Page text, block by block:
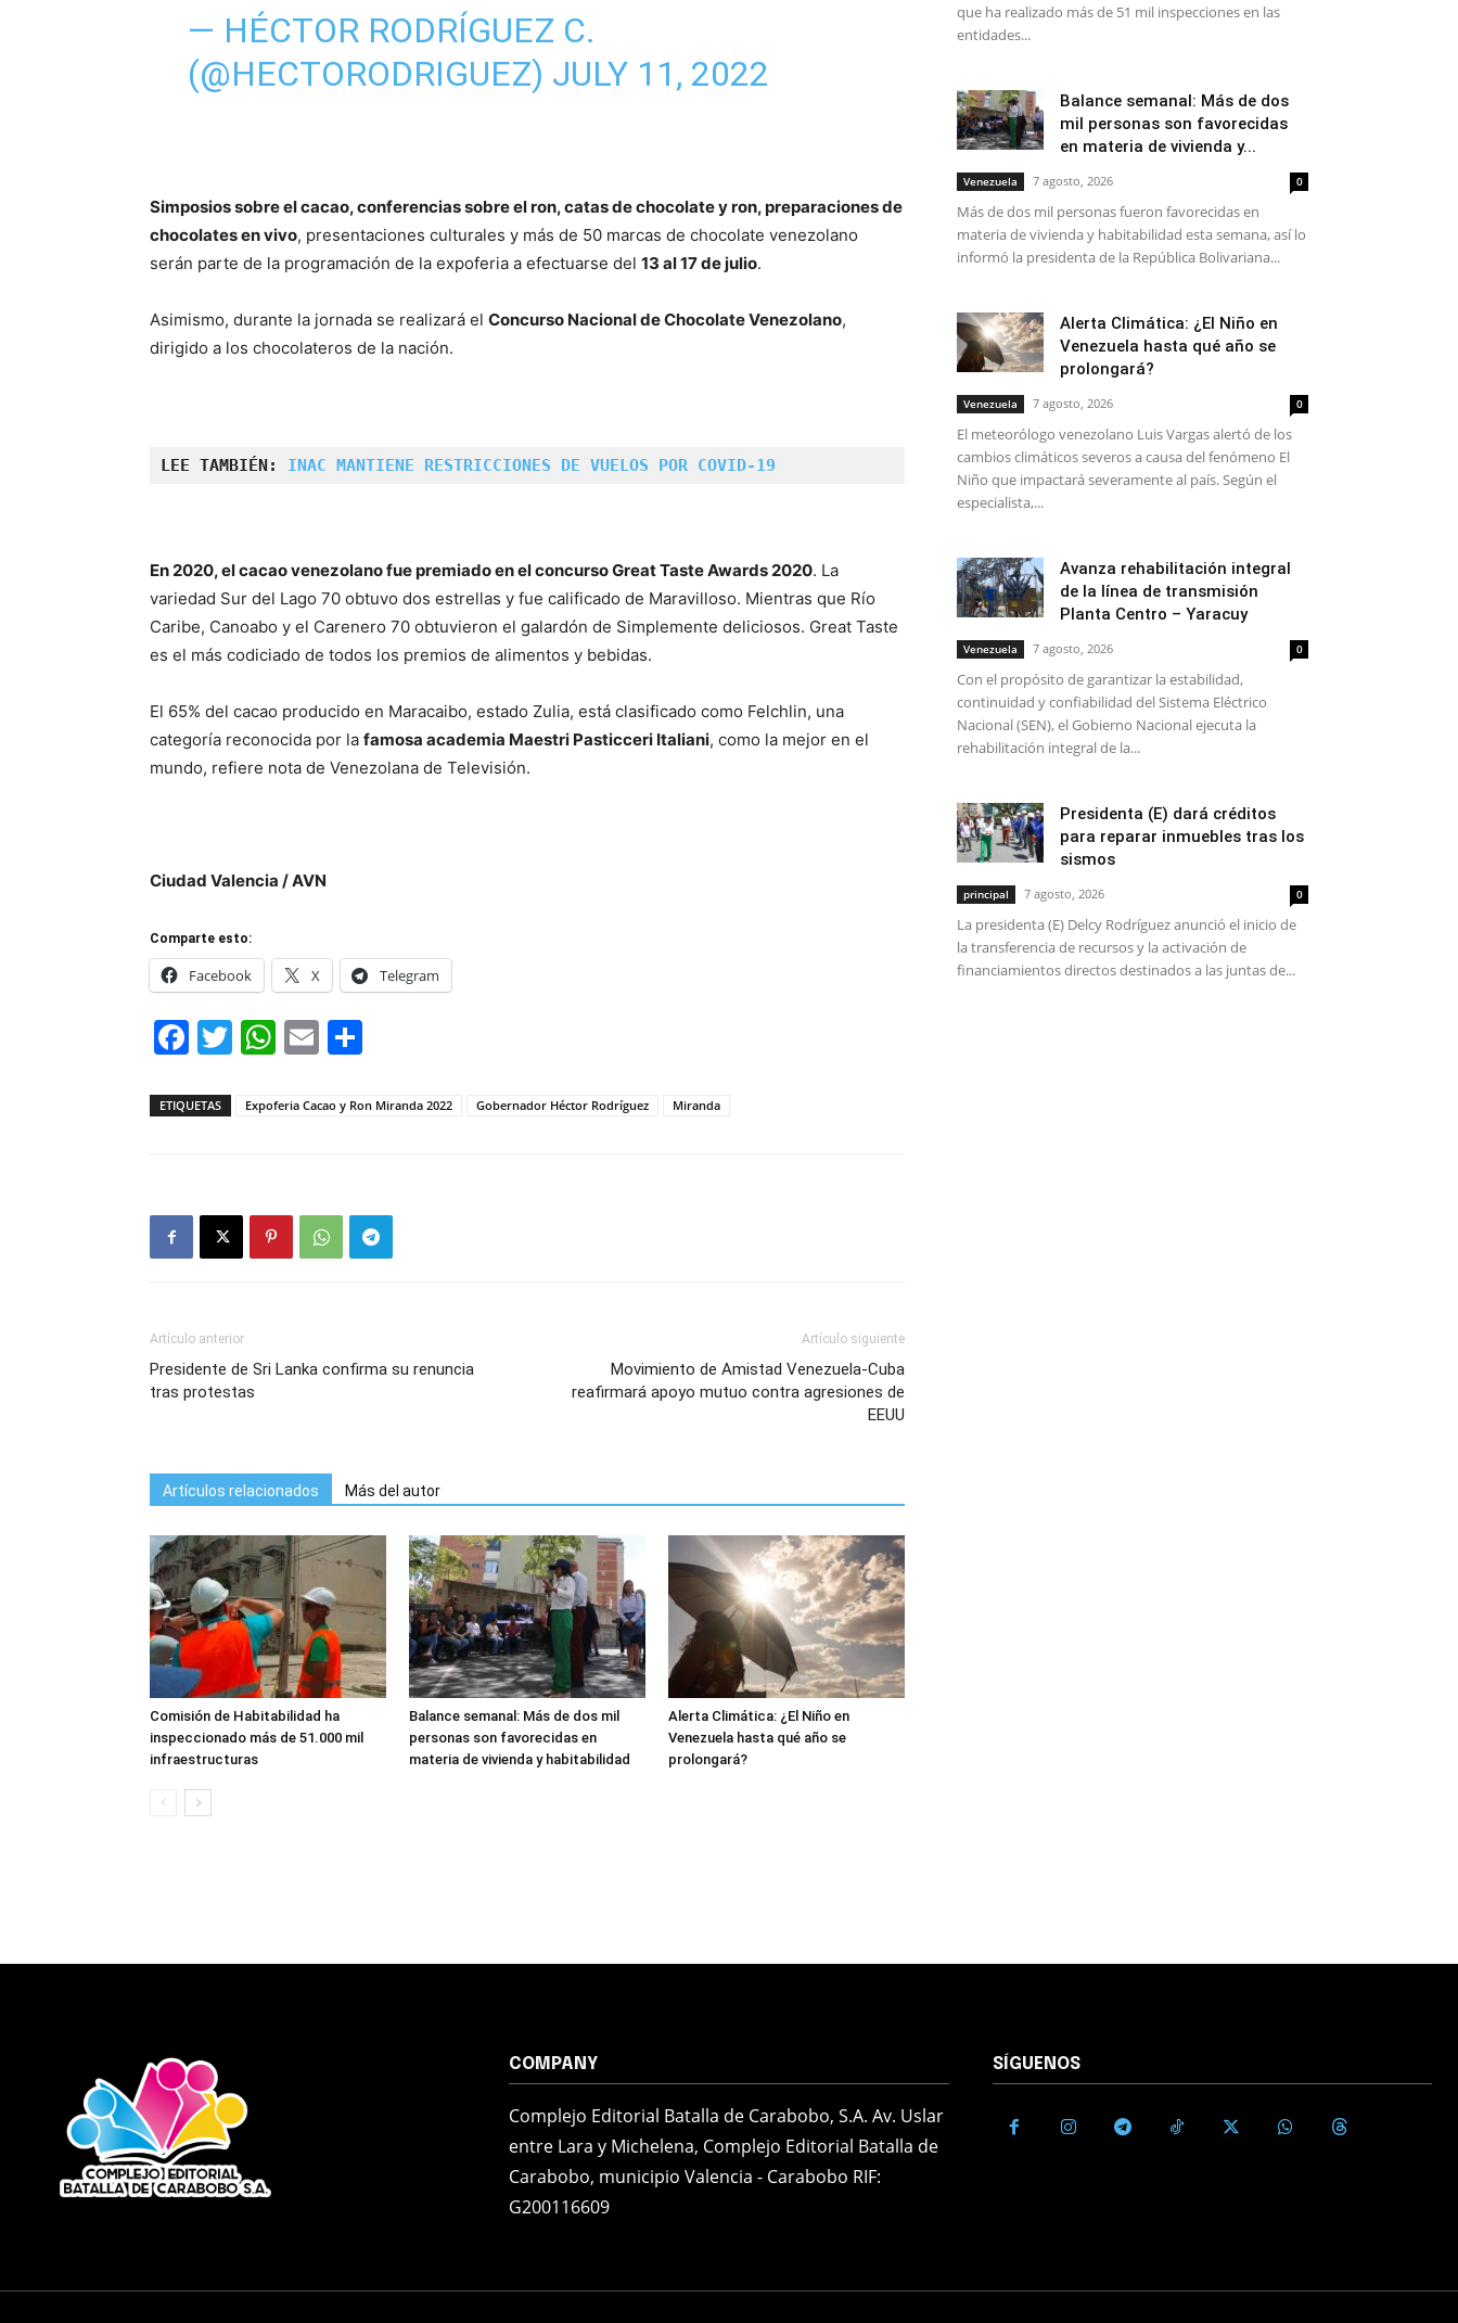
— HÉCTOR RODRÍGUEZ C.
(@HECTORODRIGUEZ) JULY 11, 2022
Simposios sobre el cacao, conferencias sobre el ron, catas de chocolate y ron, preparaciones de
chocolates en vivo, presentaciones culturales y más de 50 marcas de chocolate venezolano
serán parte de la programación de la expoferia a efectuarse del 13 al 17 de julio.
Asimismo, durante la jornada se realizará el Concurso Nacional de Chocolate Venezolano,
dirigido a los chocolateros de la nación.
LEE TAMBIÉN: INAC MANTIENE RESTRICCIONES DE VUELOS POR COVID-19
En 2020, el cacao venezolano fue premiado en el concurso Great Taste Awards 2020. La
variedad Sur del Lago 70 obtuvo dos estrellas y fue calificado de Maravilloso. Mientras que Río
Caribe, Canoabo y el Carenero 70 obtuvieron el galardón de Simplemente deliciosos. Great Taste
es el más codiciado de todos los premios de alimentos y bebidas.
El 65% del cacao producido en Maracaibo, estado Zulia, está clasificado como Felchlin, una
categoría reconocida por la famosa academia Maestri Pasticceri Italiani, como la mejor en el
mundo, refiere nota de Venezolana de Televisión.
Ciudad Valencia / AVN
Comparte esto:
Facebook X Telegram
Facebook
Twitter
WhatsApp
Email
ETIQUETAS Expoferia Cacao y Ron Miranda 2022 Gobernador Héctor Rodríguez Miranda
Artículo anterior
Presidente de Sri Lanka confirma su renuncia
tras protestas
Artículo siguiente
Movimiento de Amistad Venezuela-Cuba
reafirmará apoyo mutuo contra agresiones de
EEUU
Artículos relacionados Más del autor
Comisión de Habitabilidad ha
inspeccionado más de 51.000 mil
infraestructuras
Balance semanal: Más de dos mil
personas son favorecidas en
materia de vivienda y habitabilidad
Alerta Climática: ¿El Niño en
Venezuela hasta qué año se
prolongará?
que ha realizado más de 51 mil inspecciones en las
entidades...
Balance semanal: Más de dos
mil personas son favorecidas
en materia de vivienda y...
Venezuela 7 agosto, 2026 0
Más de dos mil personas fueron favorecidas en
materia de vivienda y habitabilidad esta semana, así lo
informó la presidenta de la República Bolivariana...
Alerta Climática: ¿El Niño en
Venezuela hasta qué año se
prolongará?
Venezuela 7 agosto, 2026 0
El meteorólogo venezolano Luis Vargas alertó de los
cambios climáticos severos a causa del fenómeno El
Niño que impactará severamente al país. Según el
especialista,...
Avanza rehabilitación integral
de la línea de transmisión
Planta Centro – Yaracuy
Venezuela 7 agosto, 2026 0
Con el propósito de garantizar la estabilidad,
continuidad y confiabilidad del Sistema Eléctrico
Nacional (SEN), el Gobierno Nacional ejecuta la
rehabilitación integral de la...
Presidenta (E) dará créditos
para reparar inmuebles tras los
sismos
principal 7 agosto, 2026 0
La presidenta (E) Delcy Rodríguez anunció el inicio de
la transferencia de recursos y la activación de
financiamientos directos destinados a las juntas de...
COMPANY
Complejo Editorial Batalla de Carabobo, S.A. Av. Uslar
entre Lara y Michelena, Complejo Editorial Batalla de
Carabobo, municipio Valencia - Carabobo RIF:
G200116609
SÍGUENOS